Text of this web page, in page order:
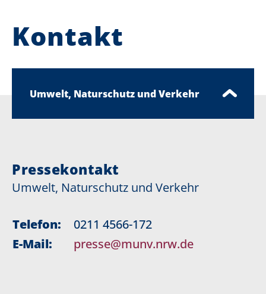
Kontakt
Umwelt, Naturschutz und Verkehr
Pressekontakt
Umwelt, Naturschutz und Verkehr
Telefon:
0211 4566-172
E-Mail:
presse@munv.nrw.de